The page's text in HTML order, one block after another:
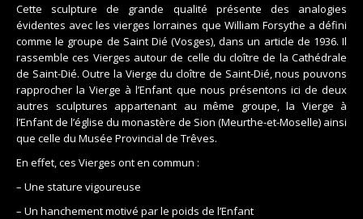
Cette sculpture de grande qualité présente des analogies
évidentes avec les vierges lorraines que William Forsythe a défini
comme le groupe de Saint Dié (Vosges), dans un article de 1936. Il
rassemble ces Vierges autour de celle du cloître de la Cathédrale
de Saint-Dié. Outre la Vierge du cloître de Saint-Dié, nous pouvons
rapprocher la Vierge à l’Enfant que nous présentons ici de deux
autres sculptures appartenant au même groupe, la Vierge à
l’Enfant de l’église du monastère de Sion (Meurthe-et-Moselle) ainsi
que celle du Musée Provincial de Trêves.
En effet, ces Vierges ont en commun :
– Une stature vigoureuse
– Un hanchement motivé par le poids de l’Enfant